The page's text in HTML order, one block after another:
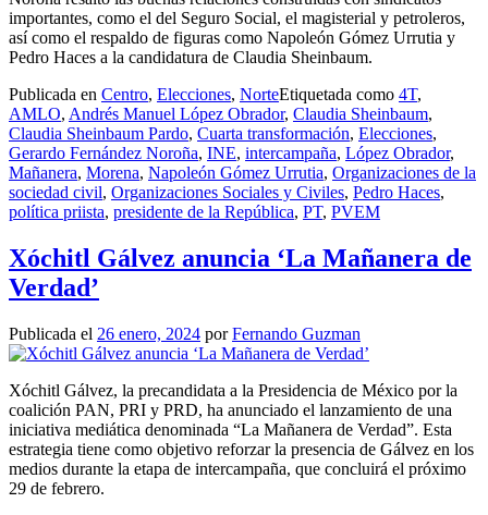
importantes, como el del Seguro Social, el magisterial y petroleros,
así como el respaldo de figuras como Napoleón Gómez Urrutia y
Pedro Haces a la candidatura de Claudia Sheinbaum.
Publicada en Centro, Elecciones, NorteEtiquetada como 4T,
AMLO, Andrés Manuel López Obrador, Claudia Sheinbaum,
Claudia Sheinbaum Pardo, Cuarta transformación, Elecciones,
Gerardo Fernández Noroña, INE, intercampaña, López Obrador,
Mañanera, Morena, Napoleón Gómez Urrutia, Organizaciones de la
sociedad civil, Organizaciones Sociales y Civiles, Pedro Haces,
política priista, presidente de la República, PT, PVEM
Xóchitl Gálvez anuncia ‘La Mañanera de
Verdad’
Publicada el 26 enero, 2024 porFernando Guzman
Xóchitl Gálvez, la precandidata a la Presidencia de México por la
coalición PAN, PRI y PRD, ha anunciado el lanzamiento de una
iniciativa mediática denominada “La Mañanera de Verdad”. Esta
estrategia tiene como objetivo reforzar la presencia de Gálvez en los
medios durante la etapa de intercampaña, que concluirá el próximo
29 de febrero.